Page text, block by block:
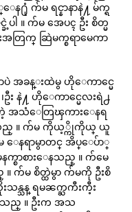
မ ရင္နာနာနဲ႔ မ်က္ရ
။ က်မ အေပၚ ဦး စိတ္မ
အတြက္ ဆြဲမက္စရာ‌မေကာ
ာပဲ အခန္းထဲမွ ဟိုေကာင္မေ
နဲ႔ ဟိုေကာင္မေလး‌ရဲ႕
သံေတြၾကားေနရ
သည္ ။ က်မ ကိုယ့္ကိုကိုယ္ ယူ
မ‌ ေနရာမွာတင္ အိပ္ေပ်ာ္
စာစားေနသည္ ။ က်မေ
။ က်မ စိတ္ထဲမွာ က်မကို ဦးစိ
သန္သန္ ရမၼက္ႀကီးကီ့း
ည္ ။ ဦးက အသ